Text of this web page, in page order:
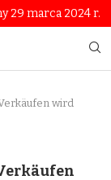
29 marca 2024 r.
wird